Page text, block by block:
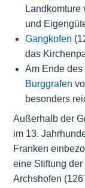
Landkomture
und
Gangkofen
das
Am Ende des
Burggrafen
besonders
Außerhalb der
im 13.
Franken
eine Stiftung der
Archshofen